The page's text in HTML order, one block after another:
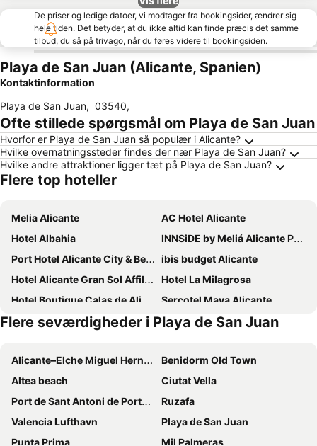
De priser og ledige datoer, vi modtager fra bookingsider, ændrer sig
hele tiden. Det betyder, at du ikke altid kan finde præcis det samme
tilbud, du så på trivago, når du føres videre til bookingsiden.
Playa de San Juan (Alicante, Spanien)
Kontaktinformation
Playa de San Juan, 03540,
Ofte stillede spørgsmål om Playa de San Juan
Hvorfor er Playa de San Juan så populær i Alicante?
Hvilke overnatningssteder findes der nær Playa de San Juan?
Hvilke andre attraktioner ligger tæt på Playa de San Juan?
Flere top hoteller
Melia Alicante
AC Hotel Alicante
Hotel Albahia
INNSiDE by Meliá Alicante Porta Maris
Port Hotel Alicante City & Beach
ibis budget Alicante
Hotel Alicante Gran Sol Affiliated by Meliá
Hotel La Milagrosa
Hotel Boutique Calas de Alicante
Sercotel Maya Alicante
Eurostars Lucentum
Bypillow Paseo
Daniya Alicante
Hotel Castilla Alicante
NH Alicante
Dormirdcine Alicante
Hospes Amerigo
Hotel Boutique Alicante Palacete S.XVII Adults Only
Hotel Serawa Alicante
AJ Gran Alacant by SH Hoteles
Tandem Pórtico Alicante
The Level at Meliá Alicante
Flere seværdigheder i Playa de San Juan
Alicante–Elche Miguel Hernández Airport
Benidorm Old Town
Altea beach
Ciutat Vella
Port de Sant Antoni de Portmany
Ruzafa
Valencia Lufthavn
Playa de San Juan
Punta Prima
Mil Palmeras